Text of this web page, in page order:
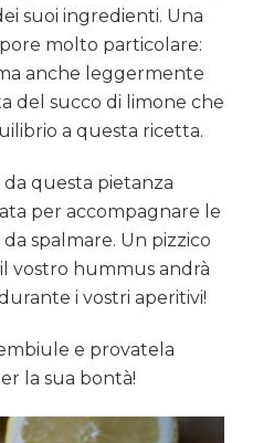
suoi ingredienti. Una
molto particolare:
anche leggermente
del succo di limone che
a questa ricetta.
da questa pietanza
per accompagnare le
spalmare. Un pizzico
vostro hummus andrà
i vostri aperitivi!
e provatela
la sua bontà!